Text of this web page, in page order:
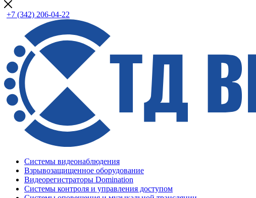
+7 (342) 206-04-22
Системы видеонаблюдения
Взрывозащищенное оборудование
Видеорегистраторы Domination
Системы контроля и управления доступом